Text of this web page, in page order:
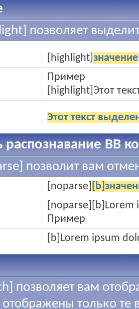
позволяет
[highlight] значение
Пример
[highlight]Этот
Этот текст
распознавание BB
позволит вам
[noparse]
Пример
[b]Lorem ipsum
позволяет вам
отображены только